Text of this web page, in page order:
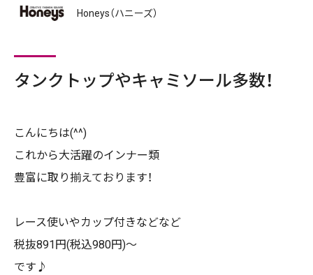
Honeys（ハニーズ）
タンクトップやキャミソール多数！
こんにちは(^^)
これから大活躍のインナー類
豊富に取り揃えております！
レース使いやカップ付きなどなど
税抜891円(税込980円)〜
です♪